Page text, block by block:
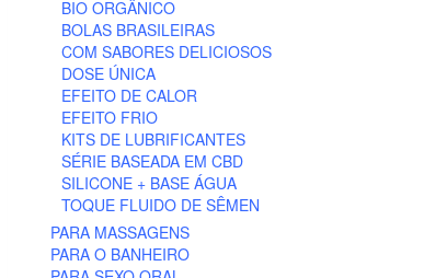
BIO ORGÂNICO
BOLAS BRASILEIRAS
COM SABORES DELICIOSOS
DOSE ÚNICA
EFEITO DE CALOR
EFEITO FRIO
KITS DE LUBRIFICANTES
SÉRIE BASEADA EM CBD
SILICONE + BASE ÁGUA
TOQUE FLUIDO DE SÊMEN
PARA MASSAGENS
PARA O BANHEIRO